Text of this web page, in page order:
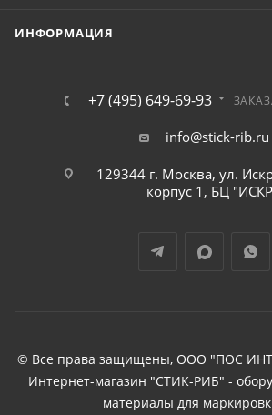
ИНФОРМАЦИЯ
+7 (495) 649-69-93
info@stick-rib.ru
129344 г. Москва, ул.
корпус 1, БЦ
© Все права защищены, ООО "ПОС
Интернет-магазин "СТИК-РИБ" -
материалы для